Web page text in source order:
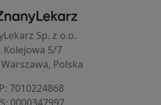
ZnanyLekarz - Strona główna
Sp. z o.o.
Kolejowa 5/7
Polska
⁠7010224868